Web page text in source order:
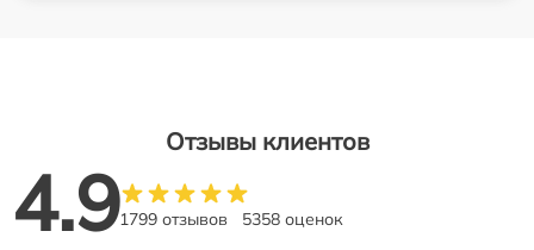
Отзывы клиентов
4.91799 отзывов 5358 оценок